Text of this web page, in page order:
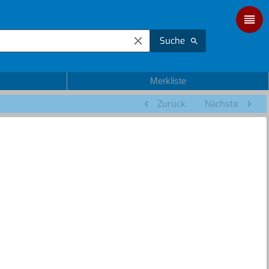
Suche
Merkliste
Zurück Nächste